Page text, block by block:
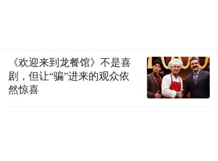
《欢迎来到龙餐馆》不是喜
剧，但让“骗”进来的观众依
然惊喜